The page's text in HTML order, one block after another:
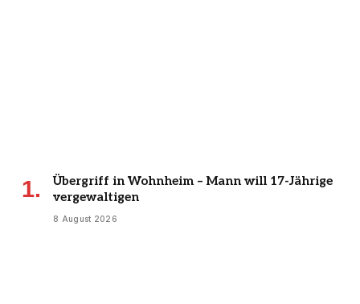
Übergriff in Wohnheim – Mann will 17-Jährige
vergewaltigen
8 August 2026